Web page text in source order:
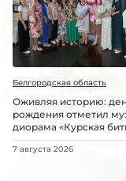
Белгородская область
Оживляя историю:
рождения отметил
диорама «Курская
7 августа 2026